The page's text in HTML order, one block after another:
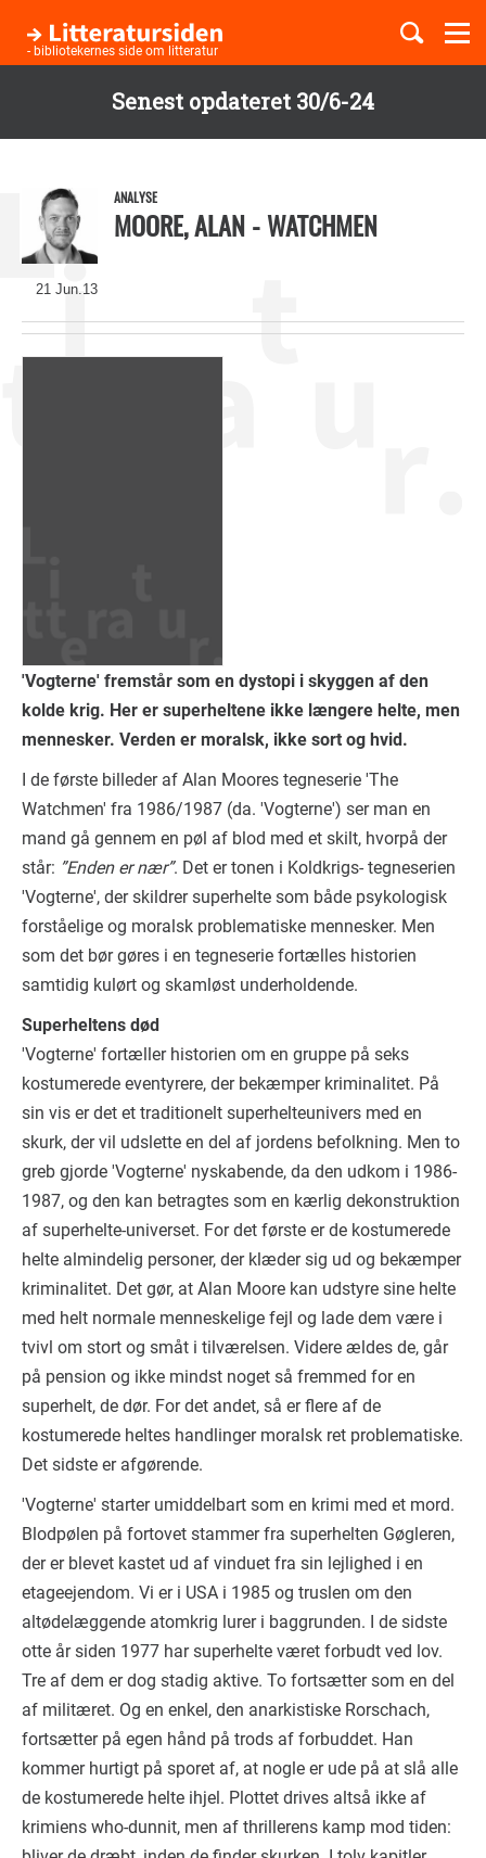
Senest opdateret 30/6-24
hovedindhold
- bibliotekernes side om litteratur
Børnebøger
21 Jun.13
ANALYSE
MOORE, ALAN - WATCHMEN
'Vogterne' fremstår som en dystopi i skyggen af den
kolde krig. Her er superheltene ikke længere helte, men
mennesker. Verden er moralsk, ikke sort og hvid.
I de første billeder af Alan Moores tegneserie 'The
Watchmen' fra 1986/1987 (da. 'Vogterne') ser man en
mand gå gennem en pøl af blod med et skilt, hvorpå der
står: ”Enden er nær”. Det er tonen i Koldkrigs- tegneserien
'Vogterne', der skildrer superhelte som både psykologisk
forståelige og moralsk problematiske mennesker. Men
som det bør gøres i en tegneserie fortælles historien
samtidig kulørt og skamløst underholdende.
Superheltens død
'Vogterne' fortæller historien om en gruppe på seks
kostumerede eventyrere, der bekæmper kriminalitet. På
sin vis er det et traditionelt superhelteunivers med en
skurk, der vil udslette en del af jordens befolkning. Men to
greb gjorde 'Vogterne' nyskabende, da den udkom i 1986-
1987, og den kan betragtes som en kærlig dekonstruktion
af superhelte-universet. For det første er de kostumerede
helte almindelig personer, der klæder sig ud og bekæmper
kriminalitet. Det gør, at Alan Moore kan udstyre sine helte
med helt normale menneskelige fejl og lade dem være i
tvivl om stort og småt i tilværelsen. Videre ældes de, går
på pension og ikke mindst noget så fremmed for en
superhelt, de dør. For det andet, så er flere af de
kostumerede heltes handlinger moralsk ret problematiske.
Det sidste er afgørende.
'Vogterne' starter umiddelbart som en krimi med et mord.
Blodpølen på fortovet stammer fra superhelten Gøgleren,
der er blevet kastet ud af vinduet fra sin lejlighed i en
etageejendom. Vi er i USA i 1985 og truslen om den
altødelæggende atomkrig lurer i baggrunden. I de sidste
otte år siden 1977 har superhelte været forbudt ved lov.
Tre af dem er dog stadig aktive. To fortsætter som en del
af militæret. Og en enkel, den anarkistiske Rorschach,
fortsætter på egen hånd på trods af forbuddet. Han
kommer hurtigt på sporet af, at nogle er ude på at slå alle
de kostumerede helte ihjel. Plottet drives altså ikke af
krimiens who-dunnit, men af thrillerens kamp mod tiden: